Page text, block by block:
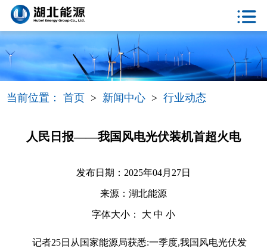
当前位置：首页 > 新闻中心 >行业动态
人民日报——我国风电光伏装机首超火电
发布日期：2025年04月27日
来源：湖北能源
字体大小： 大 中 小
记者25日从国家能源局获悉:一季度,我国风电光伏发